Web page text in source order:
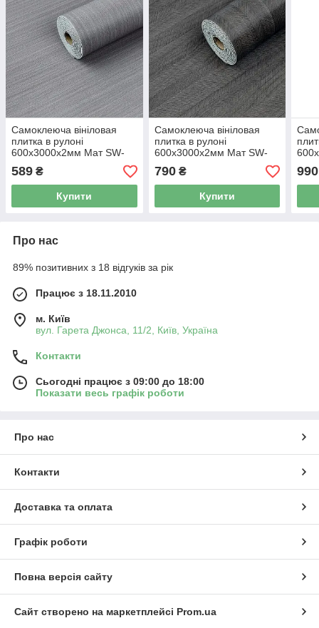
Самоклеюча вініловая
плитка в рулоні
600х3000х2мм Мат SW-
00002055
589 ₴
Купити
Самоклеюча вініловая
плитка в рулоні
600х3000х2мм Мат SW-
00002025
790₴
Купити
990
Про нас
89% позитивних з 18 відгуків за рік
Працює з 18.11.2010
м. Київ
вул. Гарета Джонса, 11/2, Київ, Україна
Контакти
Сьогодні працює з 09:00 до 18:00
Показати весь графік роботи
Про нас
Контакти
Доставка та оплата
Графік роботи
Повна версія сайту
Сайт створено на маркетплейсі Prom.ua